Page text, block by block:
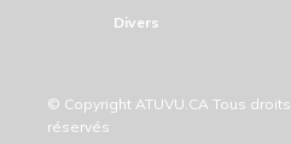
Divers
© Copyright ATUVU.CA Tous droits
réservés